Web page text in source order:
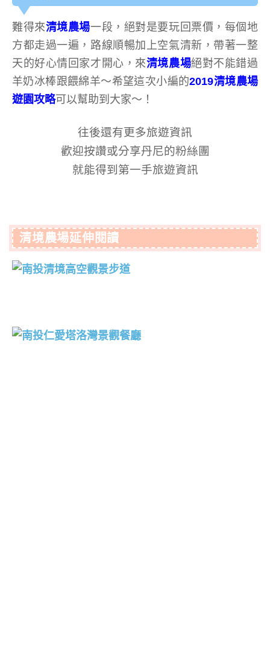
難得來清境農場一段，絕對是要玩回票價，每個地
方都走過一遍，路線順暢加上空氣清新，帶著一整
天的好心情回家才開心，來清境農場絕對不能錯過
羊奶冰棒跟餵綿羊～希望這次小編的2019清境農場
遊園攻略可以幫助到大家～！
往後還有更多旅遊資訊
歡迎按讚或分享丹尼的粉絲團
就能得到第一手旅遊資訊
清境農場延伸閱讀